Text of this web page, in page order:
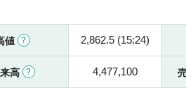
値 2,862.5 (15:24)
高 4,477,100